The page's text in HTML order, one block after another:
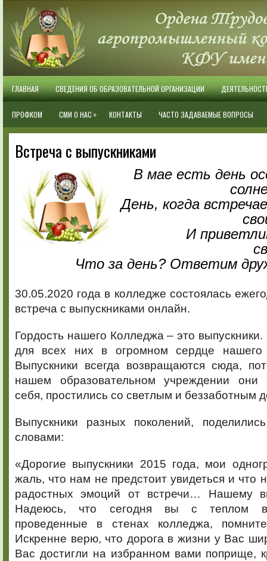
ГЛАВНАЯ СВЕДЕНИЯ ОБ ОБРАЗОВАТЕЛЬНОЙ ОРГАНИЗАЦИИ
ПРОФКОМ СМИ О НАС » КОНТАКТЫ ЧАСТО ЗАДАВАЕМЫЕ ВОПРОСЫ
Встреча с выпускниками
В мае есть день
День, когда
И
Что за день? Ответим
30.05.2020 года в колледже состоялась
встреча с выпускниками онлайн.
Гордость нашего Колледжа – это
для всех них в огромном сердце
Выпускники всегда возвращаются сюда,
нашем образовательном учреждении они
себя, простились со светлым и беззаботным
Выпускники разных поколений,
словами:
«Дорогие выпускники 2015 года, мои
жаль, что нам не предстоит увидеться и что
радостных эмоций от встречи… Нашему
Надеюсь, что сегодня вы с теплом
проведенные в стенах колледжа,
Искренне верю, что дорога в жизни у Вас
Вас достигли на избранном вами поприще,